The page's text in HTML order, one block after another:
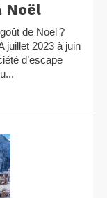
Noël
de Noël ?
juillet 2023 à juin
d’escape